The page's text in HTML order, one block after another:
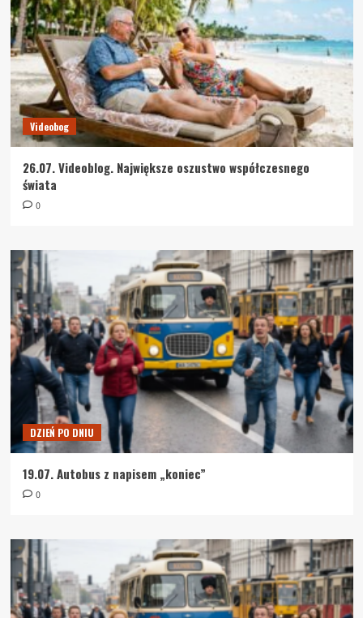
Videobog
26.07. Videoblog. Największe oszustwo współczesnego
świata
0
DZIEŃ PO DNIU
19.07. Autobus z napisem „koniec”
0